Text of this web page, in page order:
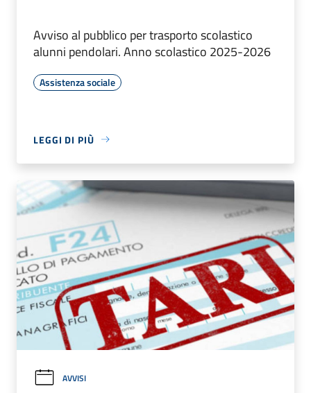
Avviso al pubblico per trasporto scolastico
alunni pendolari. Anno scolastico 2025-2026
Assistenza sociale
LEGGI DI PIÙ
AVVISI